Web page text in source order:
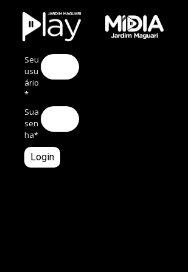
Seu
usu
ário
*
Sua
sen
ha*
Login